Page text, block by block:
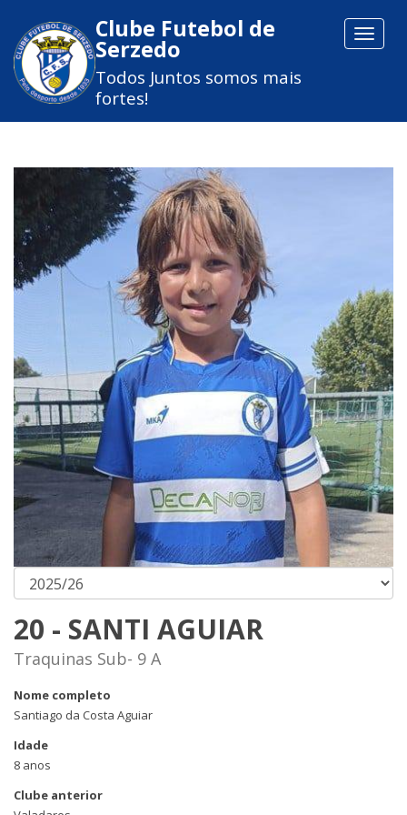
Toggle
Clube Futebol de
Serzedo
Todos Juntos somos mais
fortes!
20 - SANTI AGUIAR
Traquinas Sub- 9 A
Nome completo
Santiago da Costa Aguiar
Idade
8 anos
Clube anterior